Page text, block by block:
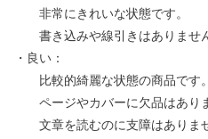
非常にきれいな状態です。
書き込みや線引きはありません
・良い：
比較的綺麗な状態の商品です。
ページやカバーに欠品はありま
文章を読むのに支障はありませ